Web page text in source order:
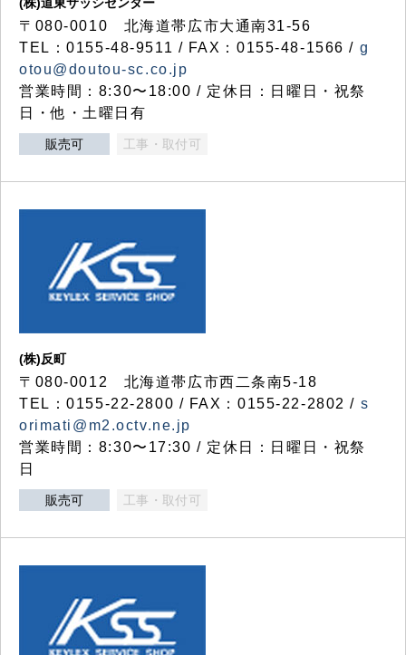
〒080-0010 北海道帯広市大通南31-56
TEL：0155-48-9511 / FAX：0155-48-1566 / g
otou@doutou-sc.co.jp
営業時間：8:30〜18:00 / 定休日：日曜日・祝祭
日・他・土曜日有
販売可 工事・取付可
(株)反町
〒080-0012 北海道帯広市西二条南5-18
TEL：0155-22-2800 / FAX：0155-22-2802 / s
orimati@m2.octv.ne.jp
営業時間：8:30〜17:30 / 定休日：日曜日・祝祭
日
販売可 工事・取付可